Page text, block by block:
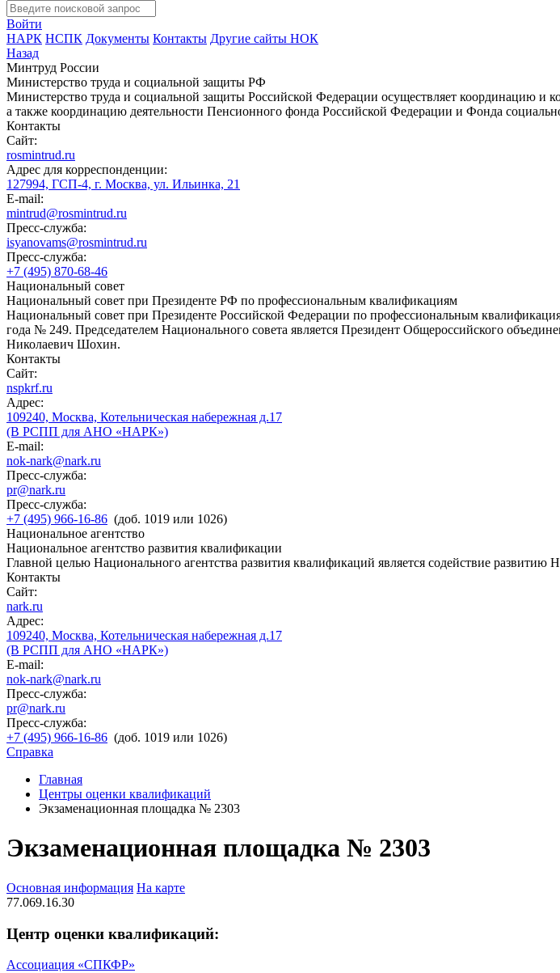
Войти
НАРК НСПК Документы Контакты Другие сайты НОК
Назад
Минтруд России
Министерство труда и социальной защиты РФ
Министерство труда и социальной защиты Российской Федерации осуществляет координацию и
а также координацию деятельности Пенсионного фонда Российской Федерации и Фонда
Контакты
Сайт:
rosmintrud.ru
Адрес для корреспонденции:
127994, ГСП-4, г. Москва, ул. Ильинка, 21
E-mail:
mintrud@rosmintrud.ru
Пресс-служба:
isyanovams@rosmintrud.ru
Пресс-служба:
+7 (495) 870-68-46
Национальный совет
Национальный совет при Президенте РФ по профессиональным квалификациям
Национальный совет при Президенте Российской Федерации по профессиональным
года № 249. Председателем Национального совета является Президент Общероссийского
Николаевич Шохин.
Контакты
Сайт:
nspkrf.ru
Адрес:
109240, Москва, Котельническая набережная д.17
(В РСПП для АНО «НАРК»)
E-mail:
nok-nark@nark.ru
Пресс-служба:
pr@nark.ru
Пресс-служба:
+7 (495) 966-16-86 (доб. 1019 или 1026)
Национальное агентство
Национальное агентство развития квалификации
Главной целью Национального агентства развития квалификаций является содействие
Контакты
Сайт:
nark.ru
Адрес:
109240, Москва, Котельническая набережная д.17
(В РСПП для АНО «НАРК»)
E-mail:
nok-nark@nark.ru
Пресс-служба:
pr@nark.ru
Пресс-служба:
+7 (495) 966-16-86 (доб. 1019 или 1026)
Справка
Главная
Центры оценки квалификаций
Экзаменационная площадка № 2303
Экзаменационная площадка № 2303
Основная информация На карте
77.069.16.30
Центр оценки квалификаций:
Ассоциация «СПКФР»